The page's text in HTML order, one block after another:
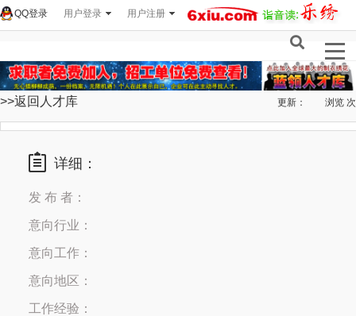
用户登录 用户注册
QQ登录
>>返回人才库 更新： 浏览 次
详细：
发 布 者：
意向行业：
意向工作：
意向地区：
工作经验：